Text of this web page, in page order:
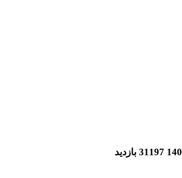
31197 بازدید